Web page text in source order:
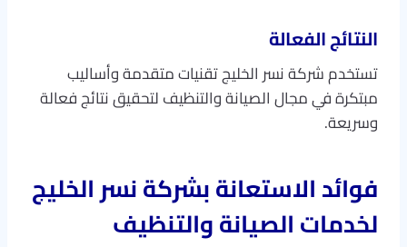
النتائج الفعالة
تستخدم شركة نسر الخليج تقنيات متقدمة وأساليب
مبتكرة في مجال الصيانة والتنظيف لتحقيق نتائج فعالة
وسريعة.
فوائد الاستعانة بشركة نسر الخليج
لخدمات الصيانة والتنظيف